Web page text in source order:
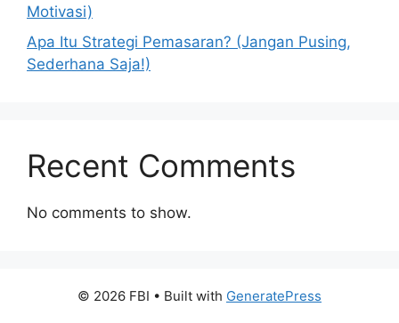
Motivasi)
Apa Itu Strategi Pemasaran? (Jangan Pusing,
Sederhana Saja!)
Recent Comments
No comments to show.
© 2026 FBI • Built with GeneratePress